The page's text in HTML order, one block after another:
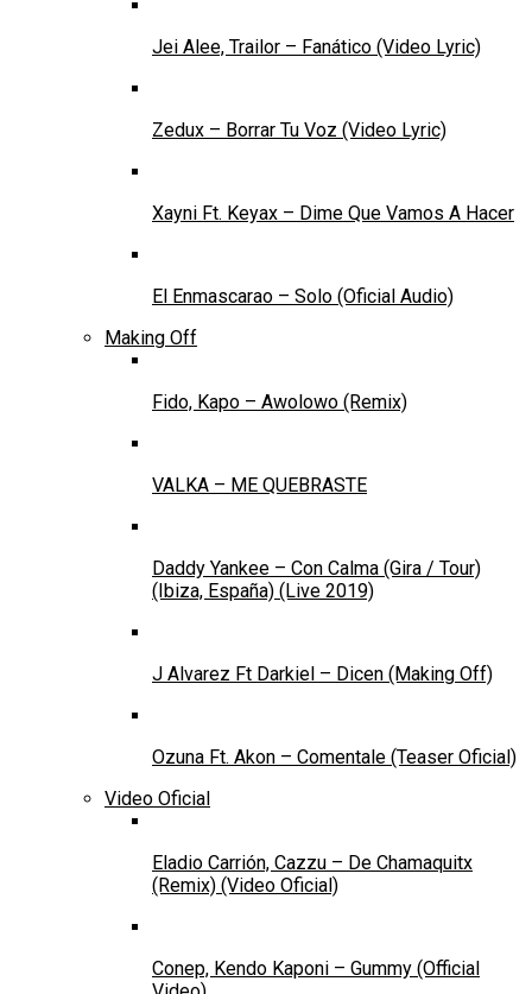
Jei Alee, Trailor – Fanático (Video Lyric)
Zedux – Borrar Tu Voz (Video Lyric)
Xayni Ft. Keyax – Dime Que Vamos A Hacer
El Enmascarao – Solo (Oficial Audio)
Making Off
Fido, Kapo – Awolowo (Remix)
VALKA – ME QUEBRASTE
Daddy Yankee – Con Calma (Gira / Tour)
(Ibiza, España) (Live 2019)
J Alvarez Ft Darkiel – Dicen (Making Off)
Ozuna Ft. Akon – Comentale (Teaser Oficial)
Video Oficial
Eladio Carrión, Cazzu – De Chamaquitx
(Remix) (Video Oficial)
Conep, Kendo Kaponi – Gummy (Official